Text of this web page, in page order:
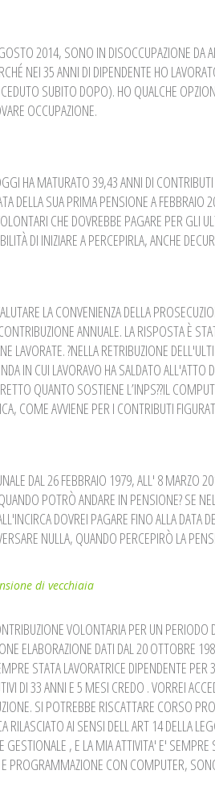
2014, SONO IN DISOCCUPAZIONE DA
NEI 35 ANNI DI DIPENDENTE HO
SUBITO DOPO). HO QUALCHE
OCCUPAZIONE.
HA MATURATO 39,43 ANNI DI
DELLA SUA PRIMA PENSIONE A FEBBRAIO
CHE DOVREBBE PAGARE PER GLI
DI INIZIARE A PERCEPIRLA, ANCHE
LA CONVENIENZA DELLA
ANNUALE. LA RISPOSTA È
LAVORATE. ?NELLA RETRIBUZIONE
IN CUI LAVORAVO HA SALDATO ALL'ATTO
QUANTO SOSTIENE L’INPS??IL
COME AVVIENE PER I CONTRIBUTI
DAL 26 FEBBRAIO 1979, ALL' 8 MARZO
POTRÒ ANDARE IN PENSIONE? SE
DOVREI PAGARE FINO ALLA DATA
NULLA, QUANDO PERCEPIRÒ LA
di vecchiaia
VOLONTARIA PER UN
ELABORAZIONE DATI DAL 20 OTTOBRE
STATA LAVORATRICE DIPENDENTE
DI 33 ANNI E 5 MESI CREDO . VORREI
SI POTREBBE RISCATTARE CORSO
AI SENSI DELL ART 14 DELLA
, E LA MIA ATTIVITA' E'
PROGRAMMAZIONE CON COMPUTER,